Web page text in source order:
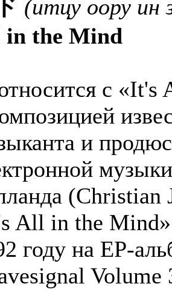
(итцу оору ин
the Mind
с
и
(Christian
All in the
году на EP-
Volume